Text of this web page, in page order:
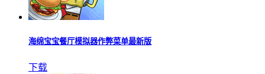
海绵宝宝餐厅模拟器作弊菜单最新版
下载